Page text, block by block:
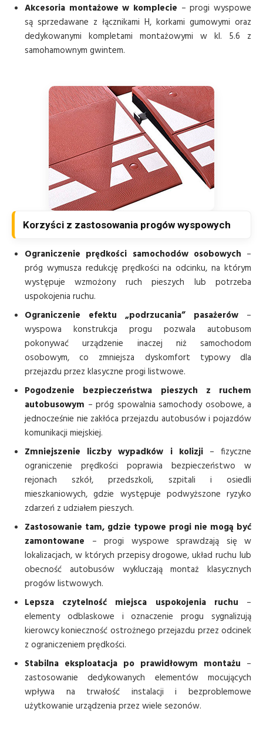
Akcesoria montażowe w komplecie – progi wyspowe
są sprzedawane z łącznikami H, korkami gumowymi oraz
dedykowanymi kompletami montażowymi w kl. 5.6 z
samohamownym gwintem.
Korzyści z zastosowania progów wyspowych
Ograniczenie prędkości samochodów osobowych –
próg wymusza redukcję prędkości na odcinku, na którym
występuje wzmożony ruch pieszych lub potrzeba
uspokojenia ruchu.
Ograniczenie efektu „podrzucania” pasażerów –
wyspowa konstrukcja progu pozwala autobusom
pokonywać urządzenie inaczej niż samochodom
osobowym, co zmniejsza dyskomfort typowy dla
przejazdu przez klasyczne progi listwowe.
Pogodzenie bezpieczeństwa pieszych z ruchem
autobusowym – próg spowalnia samochody osobowe, a
jednocześnie nie zakłóca przejazdu autobusów i pojazdów
komunikacji miejskiej.
Zmniejszenie liczby wypadków i kolizji– fizyczne
ograniczenie prędkości poprawia bezpieczeństwo w
rejonach szkół, przedszkoli, szpitali i osiedli
mieszkaniowych, gdzie występuje podwyższone ryzyko
zdarzeń z udziałem pieszych.
Zastosowanie tam, gdzie typowe progi nie mogą być
zamontowane – progi wyspowe sprawdzają się w
lokalizacjach, w których przepisy drogowe, układ ruchu lub
obecność autobusów wykluczają montaż klasycznych
progów listwowych.
Lepsza czytelność miejsca uspokojenia ruchu –
elementy odblaskowe i oznaczenie progu sygnalizują
kierowcy konieczność ostrożnego przejazdu przez odcinek
z ograniczeniem prędkości.
Stabilna eksploatacja po prawidłowym montażu –
zastosowanie dedykowanych elementów mocujących
wpływa na trwałość instalacji i bezproblemowe
użytkowanie urządzenia przez wiele sezonów.